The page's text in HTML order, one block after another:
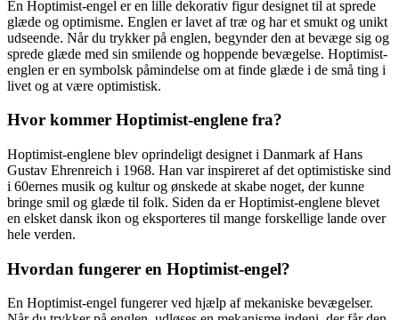
En Hoptimist-engel er en lille dekorativ figur designet til at sprede
glæde og optimisme. Englen er lavet af træ og har et smukt og unikt
udseende. Når du trykker på englen, begynder den at bevæge sig og
sprede glæde med sin smilende og hoppende bevægelse. Hoptimist-
englen er en symbolsk påmindelse om at finde glæde i de små ting i
livet og at være optimistisk.
Hvor kommer Hoptimist-englene fra?
Hoptimist-englene blev oprindeligt designet i Danmark af Hans
Gustav Ehrenreich i 1968. Han var inspireret af det optimistiske sind
i 60ernes musik og kultur og ønskede at skabe noget, der kunne
bringe smil og glæde til folk. Siden da er Hoptimist-englene blevet
en elsket dansk ikon og eksporteres til mange forskellige lande over
hele verden.
Hvordan fungerer en Hoptimist-engel?
En Hoptimist-engel fungerer ved hjælp af mekaniske bevægelser.